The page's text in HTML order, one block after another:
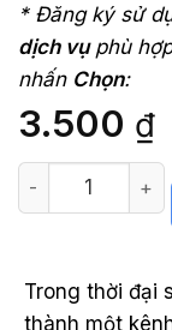
* Đăng ký sử
dịch vụphù
nhấn Chọn:
3.500 ₫
Dịch vụ tăng
Trong thời đại
thành một